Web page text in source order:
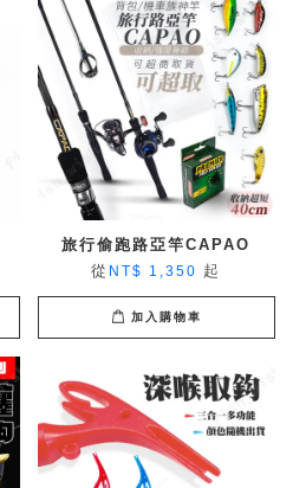
旅行偷跑路亞竿CAPAO
從 NT$ 1,350 起
加入購物車